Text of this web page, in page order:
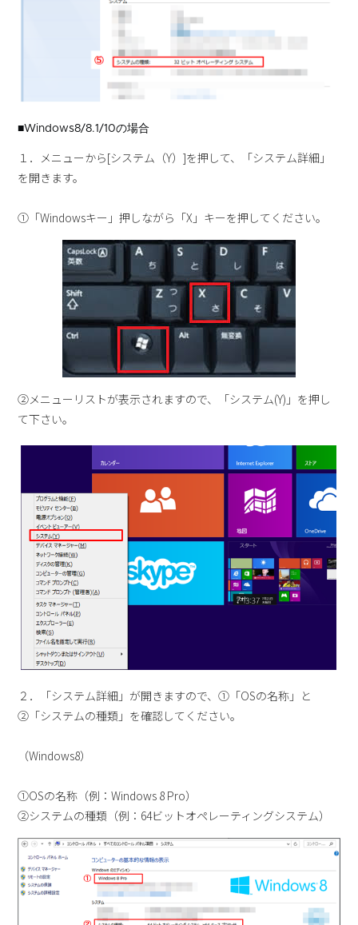
■Windows8/8.1/10の場合
１．メニューから[システム（Y）]を押して、「システム詳細」
を開きます。
①「Windowsキー」押しながら「X」キーを押してください。
②メニューリストが表示されますので、「システム(Y)」を押し
て下さい。
２．「システム詳細」が開きますので、①「OSの名称」と
②「システムの種類」を確認してください。
（Windows8）
①OSの名称（例：Windows 8 Pro）
②システムの種類（例：64ビットオペレーティングシステム）